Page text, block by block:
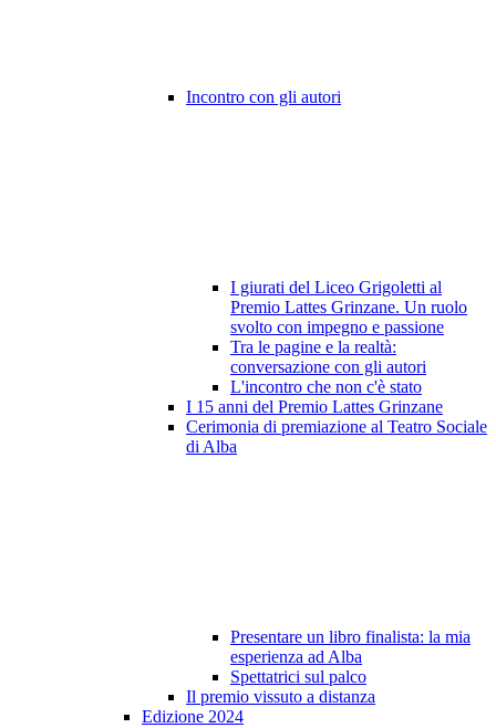
Incontro con gli autori
I giurati del Liceo Grigoletti al
Premio Lattes Grinzane. Un ruolo
svolto con impegno e passione
Tra le pagine e la realtà:
conversazione con gli autori
L'incontro che non c'è stato
I 15 anni del Premio Lattes Grinzane
Cerimonia di premiazione al Teatro Sociale
di Alba
Presentare un libro finalista: la mia
esperienza ad Alba
Spettatrici sul palco
Il premio vissuto a distanza
Edizione 2024